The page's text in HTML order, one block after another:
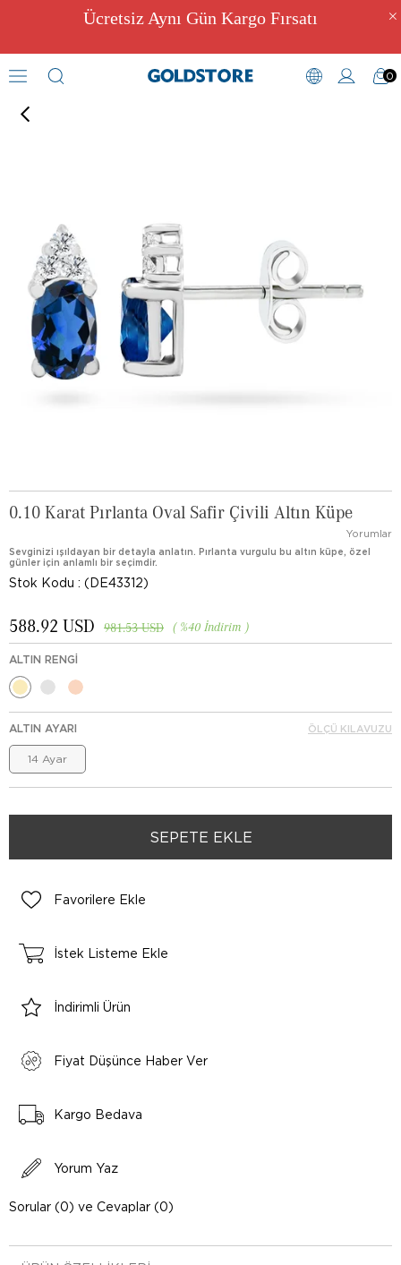
Ücretsiz Aynı Gün Kargo Fırsatı
0
Pırlantalı Küpe Modelleri
0.10 Karat Pırlanta Oval Safir Çivili Altın Küpe
Yorumlar
Sevginizi ışıldayan bir detayla anlatın. Pırlanta vurgulu bu altın küpe, özel
günler için anlamlı bir seçimdir.
Stok Kodu (DE43312)
%40 İndirim
981.53 USD
588.92 USD
ALTIN RENGI
ALTIN AYARI
14 Ayar
ÖLÇÜ KILAVUZU
Favorilere Ekle
İstek Listeme Ekle
İndirimli Ürün
Fiyat Düşünce Haber Ver
Kargo Bedava
Yorum Yaz
Sorular (0) ve Cevaplar (0)